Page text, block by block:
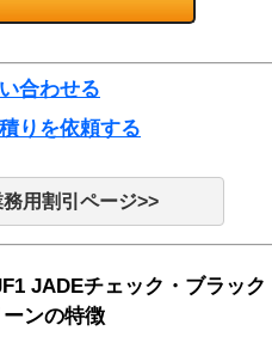
合わせる
りを依頼する
用割引ページ>>
JADEチェック・ブラック
ーンの特徴